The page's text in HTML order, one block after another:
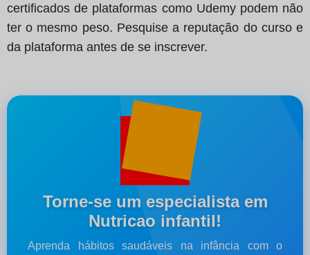
certificados de plataformas como Udemy podem não
ter o mesmo peso. Pesquise a reputação do curso e
da plataforma antes de se inscrever.
Torne-se um especialista em
Nutricao infantil!
Aprenda hábitos saudáveis na infância com o